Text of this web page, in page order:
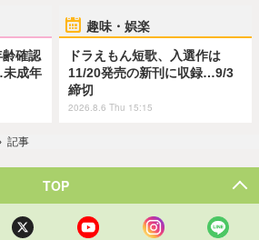
確認
成年
趣味・娯楽
ドラえもん短歌、入選作は
11/20発売の新刊に収録…9/3
締切
2026.8.6 Thu 15:15
記事
TOP